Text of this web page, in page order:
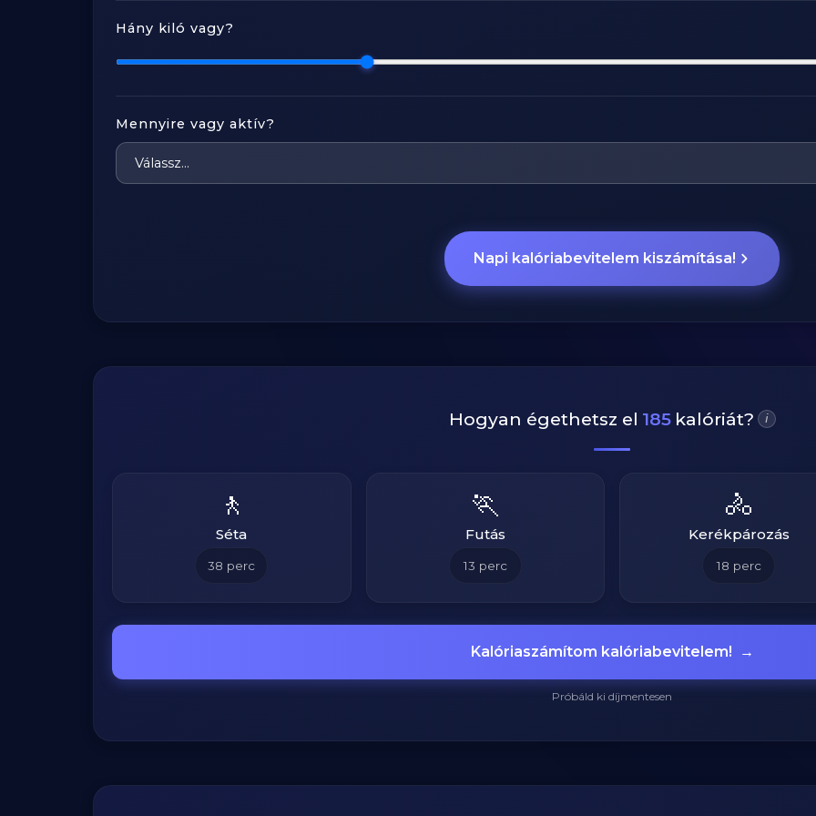
Hány kiló vagy?
Mennyire vagy aktív?
Napi kalóriabevitelem kiszámítása!
Hogyan égethetsz el 185 kalóriát? i
🚶
Séta
38 perc
🏃
Futás
13 perc
🚴
Kerékpározás
18 perc
Kalóriaszámítom kalóriabevitelem! →
Próbáld ki díjmentesen